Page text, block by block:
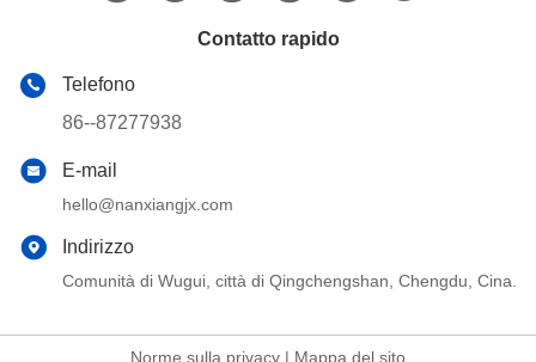
Contatto rapido
Telefono
86--87277938
E-mail
hello@nanxiangjx.com
Indirizzo
Comunità di Wugui, città di Qingchengshan, Chengdu, Cina.
Norme sulla privacy | Mappa del sito